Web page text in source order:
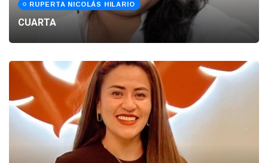
RUPERTA NICOLÁS HILARIO
CUARTA